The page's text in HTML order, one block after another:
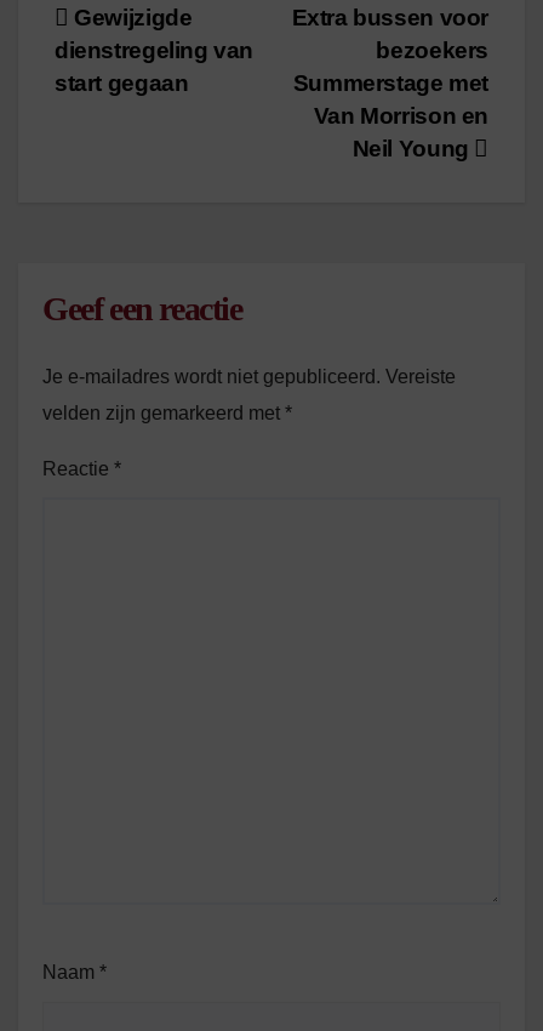
Bericht
navigatie
Extra bussen voor
bezoekers
Summerstage met
Van Morrison en
Neil Young
Gewijzigde
dienstregeling van
start gegaan
Geef een reactie
Je e-mailadres wordt niet gepubliceerd. Vereiste
velden zijn gemarkeerd met *
Reactie *
Naam *